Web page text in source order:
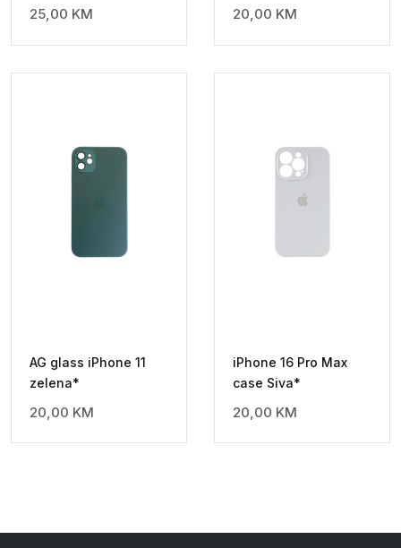
25,00 KM 20,00 KM
AG glass iPhone 11
zelena*
20,00 KM
iPhone 16 Pro Max
case Siva*
20,00 KM